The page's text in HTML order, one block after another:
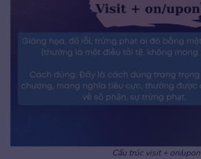
Cấu trúc visit + on/upon